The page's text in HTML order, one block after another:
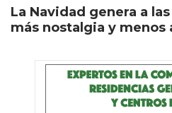
La Navidad genera a
más nostalgia y menos